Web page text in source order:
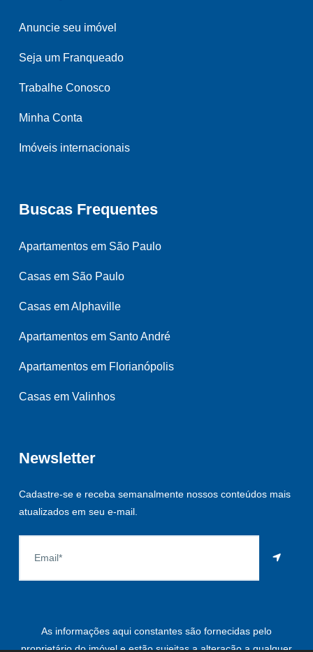
Anuncie seu imóvel
Seja um Franqueado
Trabalhe Conosco
Minha Conta
Imóveis internacionais
Buscas Frequentes
Apartamentos em São Paulo
Casas em São Paulo
Casas em Alphaville
Apartamentos em Santo André
Apartamentos em Florianópolis
Casas em Valinhos
Newsletter
Cadastre-se e receba semanalmente nossos conteúdos mais
atualizados em seu e-mail.
As informações aqui constantes são fornecidas pelo
proprietário do imóvel e estão sujeitas a alteração a qualquer